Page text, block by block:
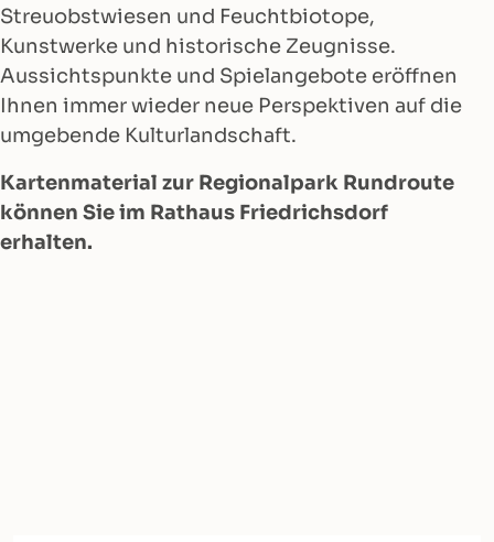
Streuobstwiesen und Feuchtbiotope,
Kunstwerke und historische Zeugnisse.
Aussichtspunkte und Spielangebote eröffnen
Ihnen immer wieder neue Perspektiven auf die
umgebende Kulturlandschaft.
Kartenmaterial zur Regionalpark Rundroute
können Sie im Rathaus Friedrichsdorf
erhalten.